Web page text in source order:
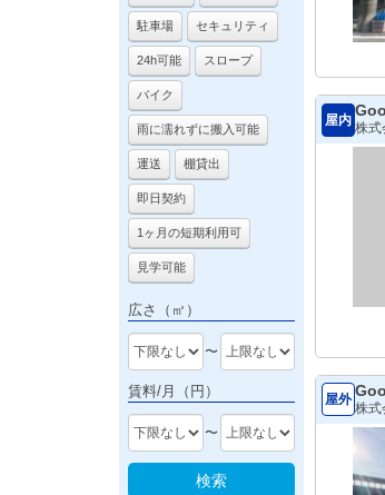
駐車場 セキュリティ
24h可能 スロープ
バイク
雨に濡れずに搬入可能
運送 棚貸出
即日契約
1ヶ月の短期利用可
見学可能
広さ（㎡）
〜
賃料/月（円）
〜
検索
屋内
株式
屋外
株式